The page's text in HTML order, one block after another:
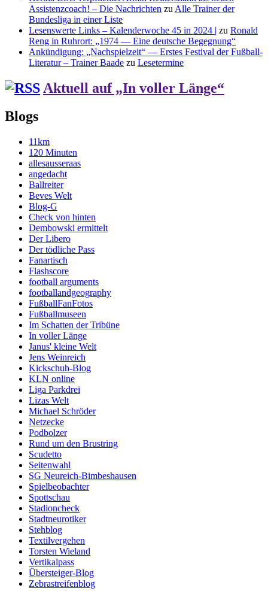
Assistenzcoach! – Die Nachrichten zuAlle Trainer der
Bundesliga in einer Liste
Lesenswerte Links – Kalenderwoche 45 in 2024 | zu Ronald
Reng in Ruhrort: „1974 — Eine deutsche Begegnung“
Ankündigung: „Nachspielzeit“ — Erstes Festival der Fußball-
Literatur – Trainer Baade zu Lesetermine
Aktuell auf „In voller Länge“
Blogs
11km
120 Minuten
allesausseraas
angedacht
Ballreiter
Beves Welt
Blog-G
Check von hinten
Dembowski ermittelt
Der Libero
Der tödliche Pass
Fanartisch
Flashscore
football arguments
footballandgeography
FußballFanFotos
Fußballmuseen
Im Schatten der Tribüne
In voller Länge
Janus' kleine Welt
Jens Weinreich
Kickschuh-Blog
KLN online
Liga Parkdrei
Lizas Welt
Michael Schröder
Netzecke
Podbolzer
Rund um den Brustring
Scudetto
Seitenwahl
SG Neureich-Bimbeshausen
Spielbeobachter
Spottschau
Stadioncheck
Stadtneurotiker
Stehblog
Textilvergehen
Torsten Wieland
Vertikalpass
Übersteiger-Blog
Zebrastreifenblog